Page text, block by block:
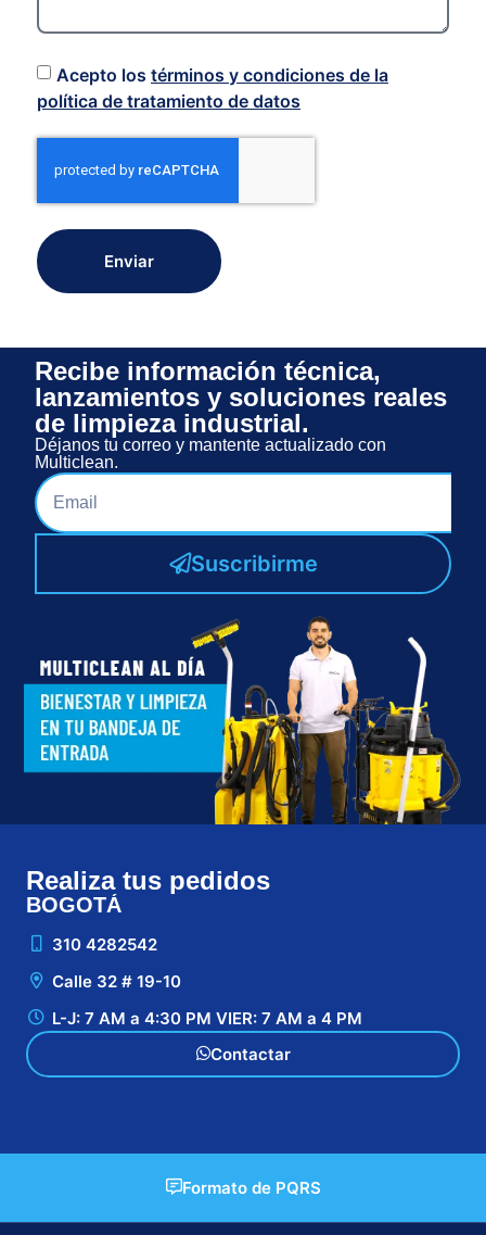
Acepto los términos y condiciones de la
política de tratamiento de datos
Enviar
Recibe información técnica,
lanzamientos y soluciones reales
de limpieza industrial.
Déjanos tu correo y mantente actualizado con
Multiclean.
Suscribirme
Realiza tus pedidos
BOGOTÁ
310 4282542
Calle 32 # 19-10
L-J: 7 AM a 4:30 PM VIER: 7 AM a 4 PM
Contactar
Formato de PQRS